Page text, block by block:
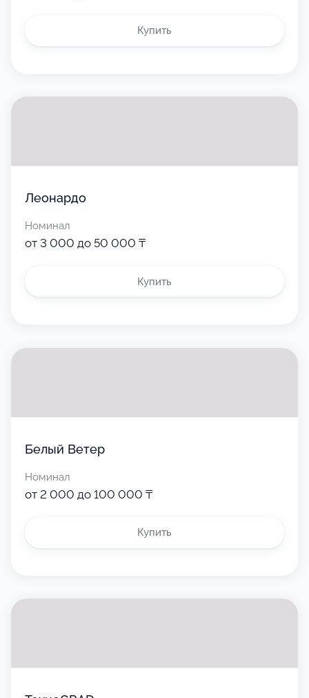
Купить
Леонардо
Номинал
от 3 000 до 50 000 ₸
Купить
Белый Ветер
Номинал
от 2 000 до 100 000 ₸
Купить